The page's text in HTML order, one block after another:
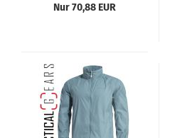
Nur 70,88 EUR